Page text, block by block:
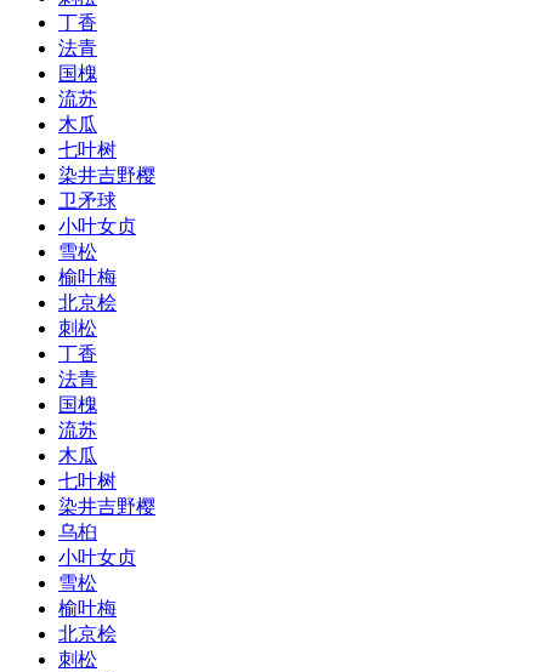
丁香
法青
国槐
流苏
木瓜
七叶树
染井吉野樱
卫矛球
小叶女贞
雪松
榆叶梅
北京桧
刺松
丁香
法青
国槐
流苏
木瓜
七叶树
染井吉野樱
乌桕
小叶女贞
雪松
榆叶梅
北京桧
刺松